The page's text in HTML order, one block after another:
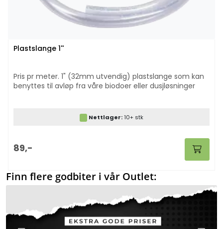
Plastslange 1''
Pris pr meter. 1" (32mm utvendig) plastslange som kan
benyttes til avløp fra våre biodoer eller dusjløsninger
Nettlager:10+ stk
89,-
Finn flere godbiter i vår Outlet: